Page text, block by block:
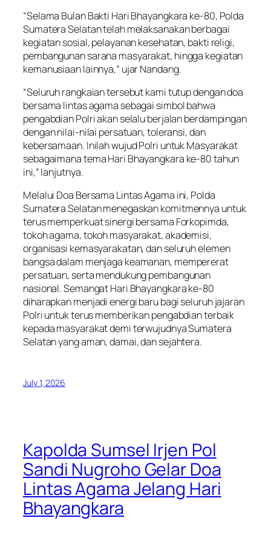
“Selama Bulan Bakti Hari Bhayangkara ke-80, Polda
Sumatera Selatan telah melaksanakan berbagai
kegiatan sosial, pelayanan kesehatan, bakti religi,
pembangunan sarana masyarakat, hingga kegiatan
kemanusiaan lainnya,” ujar Nandang.
“Seluruh rangkaian tersebut kami tutup dengan doa
bersama lintas agama sebagai simbol bahwa
pengabdian Polri akan selalu berjalan berdampingan
dengan nilai-nilai persatuan, toleransi, dan
kebersamaan. Inilah wujud Polri untuk Masyarakat
sebagaimana tema Hari Bhayangkara ke-80 tahun
ini,” lanjutnya.
Melalui Doa Bersama Lintas Agama ini, Polda
Sumatera Selatan menegaskan komitmennya untuk
terus memperkuat sinergi bersama Forkopimda,
tokoh agama, tokoh masyarakat, akademisi,
organisasi kemasyarakatan, dan seluruh elemen
bangsa dalam menjaga keamanan, mempererat
persatuan, serta mendukung pembangunan
nasional. Semangat Hari Bhayangkara ke-80
diharapkan menjadi energi baru bagi seluruh jajaran
Polri untuk terus memberikan pengabdian terbaik
kepada masyarakat demi terwujudnya Sumatera
Selatan yang aman, damai, dan sejahtera.
July 1, 2026
Kapolda Sumsel Irjen Pol
Sandi Nugroho Gelar Doa
Lintas Agama Jelang Hari
Bhayangkara